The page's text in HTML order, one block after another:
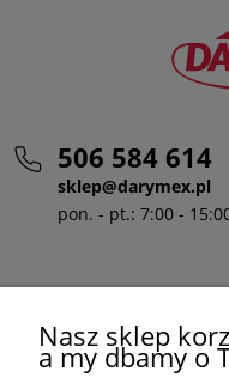
506 584 614
sklep@darymex.pl
pon. - pt.: 7:00 -
Nasz sklep
a my dbamy o